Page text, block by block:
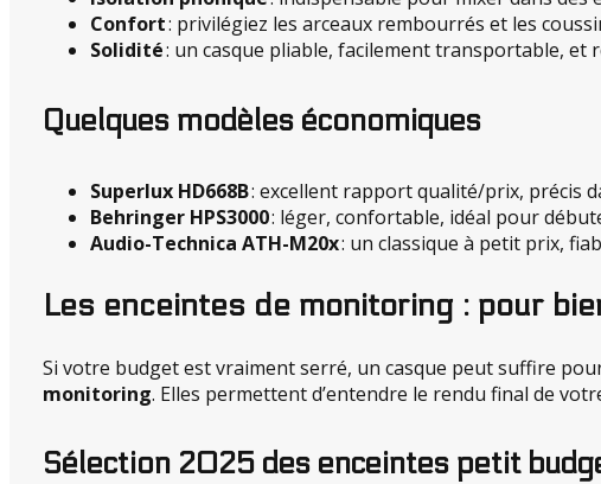
Confort: privilégiez les arceaux rembourrés et les
Solidité: un casque pliable, facilement transportable,
Quelques modèles économiques
Superlux HD668B: excellent rapport qualité/prix, précis
Behringer HPS3000: léger, confortable, idéal pour
Audio-Technica ATH-M20x: un classique à petit prix,
Les enceintes de monitoring : pour
Si votre budget est vraiment serré, un casque peut suffire
monitoring. Elles permettent d’entendre le rendu final de
Sélection 2025 des enceintes petit